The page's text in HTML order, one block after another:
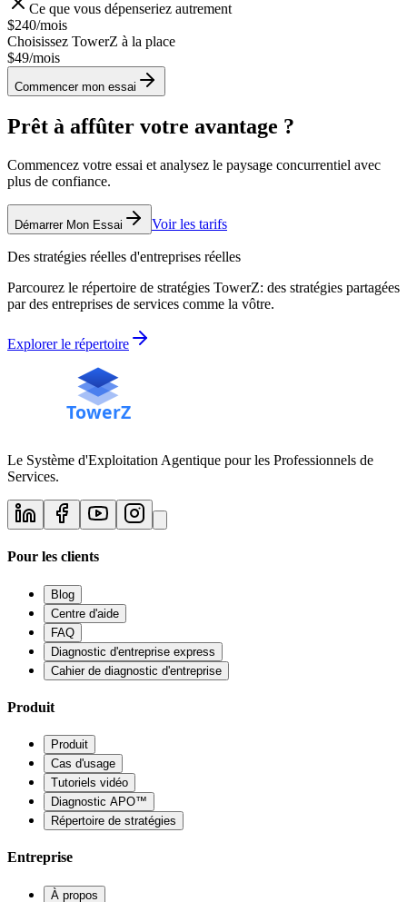
Ce que vous dépenseriez autrement
$240/mois
Choisissez TowerZ à la place
$49/mois
Commencer mon essai
Prêt à affûter votre avantage ?
Commencez votre essai et analysez le paysage concurrentiel avec
plus de confiance.
Démarrer Mon Essai Voir les tarifs
Des stratégies réelles d'entreprises réelles
Parcourez le répertoire de stratégies TowerZ: des stratégies partagées
par des entreprises de services comme la vôtre.
Explorer le répertoire
Le Système d'Exploitation Agentique pour les Professionnels de
Services.
Pour les clients
Blog
Centre d'aide
FAQ
Diagnostic d'entreprise express
Cahier de diagnostic d'entreprise
Produit
Produit
Cas d'usage
Tutoriels vidéo
Diagnostic APO™
Répertoire de stratégies
Entreprise
À propos